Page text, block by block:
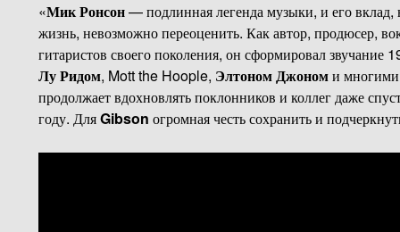
«Мик Ронсон— подлинная легенда музыки, и его вклад,
жизнь, невозможно переоценить. Как автор, продюсер,
гитаристов своего поколения, он сформировал звучание
Лу Ридом, Mott the Hoople, Элтоном Джономи многими
продолжает вдохновлять поклонников и коллег даже
году. ДляGibson огромная честь сохранить и